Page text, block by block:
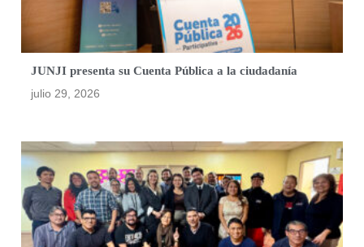
JUNJI presenta su Cuenta Pública a la ciudadanía
julio 29, 2026